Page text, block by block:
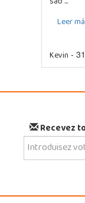
Leer
Kevin -
Recevez